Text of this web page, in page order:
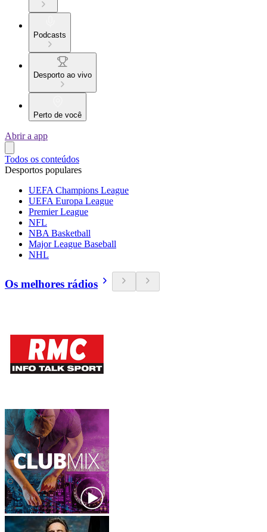
Podcasts
Desporto ao vivo
Perto de você
Abrir a app
Todos os conteúdos
Desportos populares
UEFA Champions League
UEFA Europa League
Premier League
NFL
NBA Basketball
Major League Baseball
NHL
Os melhores rádios